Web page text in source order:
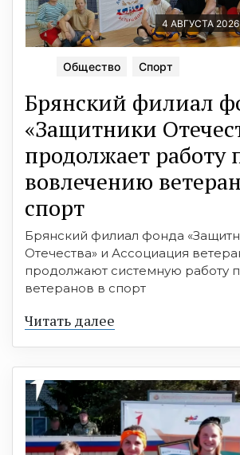
4 АВГУСТА
Общество Спорт
Брянский филиал
«Защитники
продолжает работу
вовлечению
спорт
Брянский филиал фонда
Отечества» и Ассоциация
продолжают системную работу
ветеранов в спорт
Читать далее